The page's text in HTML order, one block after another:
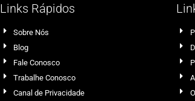
Links Rápidos
Sobre Nós
Blog
Fale Conosco
Trabalhe Conosco
Canal de Privacidade